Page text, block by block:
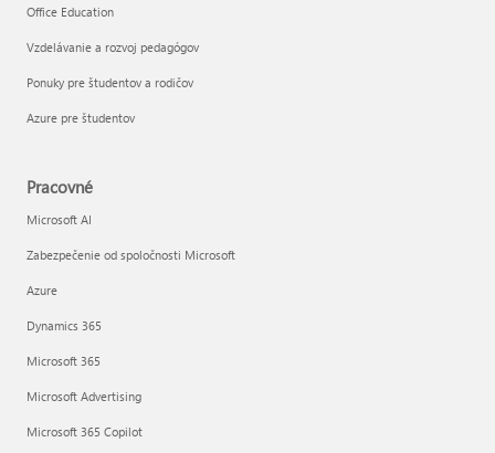
Office Education
Vzdelávanie a rozvoj pedagógov
Ponuky pre študentov a rodičov
Azure pre študentov
Pracovné
Microsoft AI
Zabezpečenie od spoločnosti Microsoft
Azure
Dynamics 365
Microsoft 365
Microsoft Advertising
Microsoft 365 Copilot